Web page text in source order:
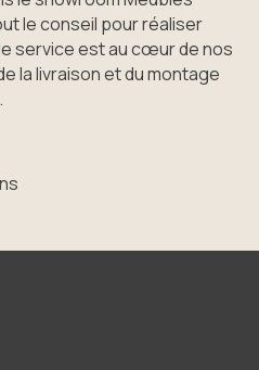
le conseil pour réaliser
service est au cœur de nos
la livraison et du montage